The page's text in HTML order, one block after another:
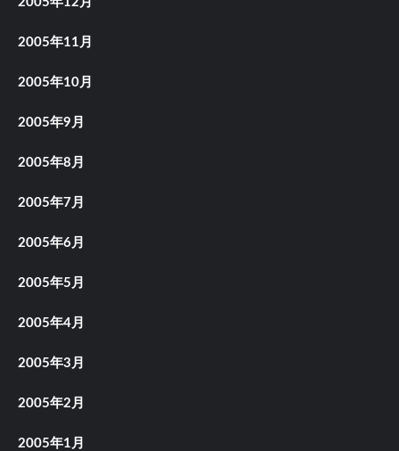
2005年11月
2005年10月
2005年9月
2005年8月
2005年7月
2005年6月
2005年5月
2005年4月
2005年3月
2005年2月
2005年1月